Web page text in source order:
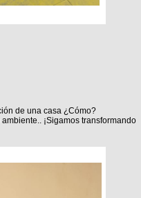
de una casa ¿Cómo?
¡Sigamos transformando